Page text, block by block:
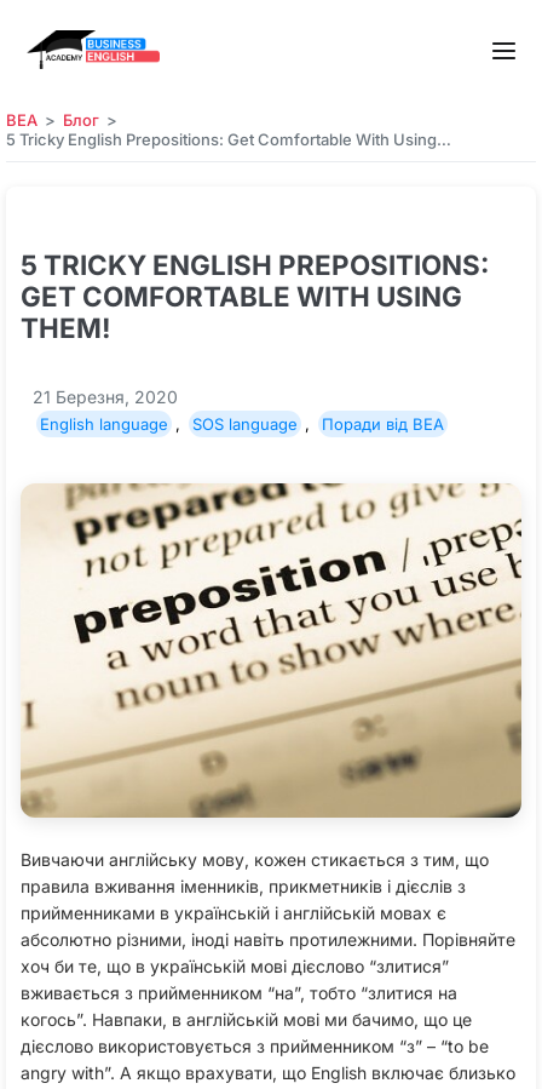
BEA
Блог
5 Tricky English Prepositions: Get Comfortable With Using…
5 TRICKY ENGLISH PREPOSITIONS:
GET COMFORTABLE WITH USING
THEM!
21 Березня, 2020
English language , SOS language , Поради від BEA
Вивчаючи англійську мову, кожен стикається з тим, що
правила вживання іменників, прикметників і дієслів з
прийменниками в українській і англійській мовах є
абсолютно різними, іноді навіть протилежними. Порівняйте
хоч би те, що в українській мові дієслово “злитися”
вживається з прийменником “на”, тобто “злитися на
когось”. Навпаки, в англійській мові ми бачимо, що це
дієслово використовується з прийменником “з” – “to be
angry with”. А якщо врахувати, що English включає близько